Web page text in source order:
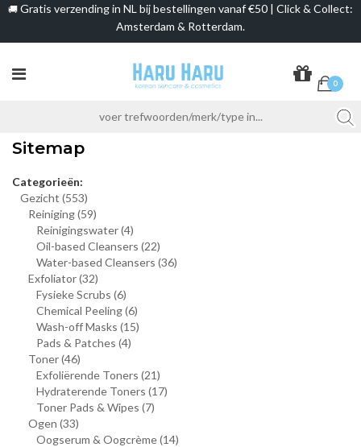
🚚 Gratis verzending in NL bij bestellingen vanaf €50 | Click & Collect:
Amsterdam & Rotterdam.
0
Sitemap
Categorieën:
Gezicht (553)
Reiniging(59)
Reinigingswater(4)
Oil-based Cleansers (22)
Water-based Cleansers (36)
Exfoliator(32)
Fysieke Scrubs (6)
Chemical Peeling(6)
Wash-off Masks (15)
Pads & Patches (4)
Toner(46)
Exfoliërende Toners (21)
Hydraterende Toners (17)
Toner Pads & Wipes (7)
Ogen (33)
Oogserum & Oogcrème(14)